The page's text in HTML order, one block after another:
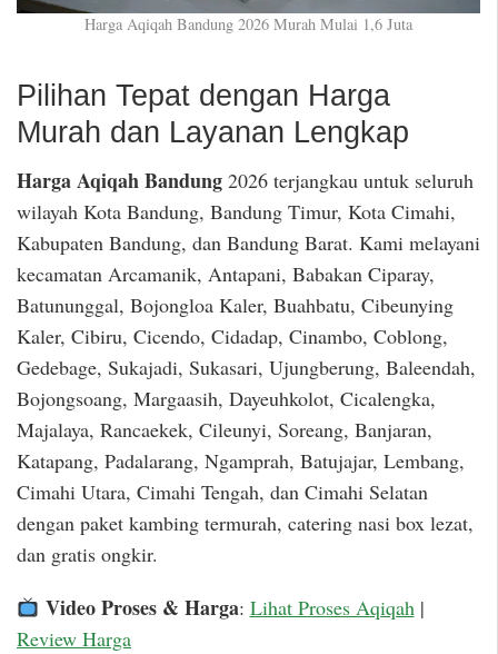
Harga Aqiqah Bandung 2026 Murah Mulai 1,6 Juta
Pilihan Tepat dengan Harga
Murah dan Layanan Lengkap
Harga Aqiqah Bandung 2026 terjangkau untuk seluruh
wilayah Kota Bandung, Bandung Timur, Kota Cimahi,
Kabupaten Bandung, dan Bandung Barat. Kami melayani
kecamatan Arcamanik, Antapani, Babakan Ciparay,
Batununggal, Bojongloa Kaler, Buahbatu, Cibeunying
Kaler, Cibiru, Cicendo, Cidadap, Cinambo, Coblong,
Gedebage, Sukajadi, Sukasari, Ujungberung, Baleendah,
Bojongsoang, Margaasih, Dayeuhkolot, Cicalengka,
Majalaya, Rancaekek, Cileunyi, Soreang, Banjaran,
Katapang, Padalarang, Ngamprah, Batujajar, Lembang,
Cimahi Utara, Cimahi Tengah, dan Cimahi Selatan
dengan paket kambing termurah, catering nasi box lezat,
dan gratis ongkir.
Video Proses & Harga: Lihat Proses Aqiqah|
Review Harga